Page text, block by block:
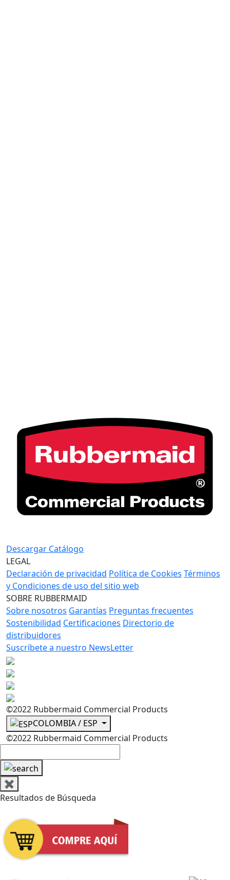
Descargar Catálogo
LEGAL
Declaración de privacidad Política de Cookies Términos
y Condiciones de uso del sitio web
SOBRE RUBBERMAID
Sobre nosotros Garantías Preguntas frecuentes
Sostenibilidad Certificaciones Directorio de
distribuidores
Suscríbete a nuestro NewsLetter
©2022 Rubbermaid Commercial Products
COLOMBIA / ESP
©2022 Rubbermaid Commercial Products
✖
Resultados de Búsqueda